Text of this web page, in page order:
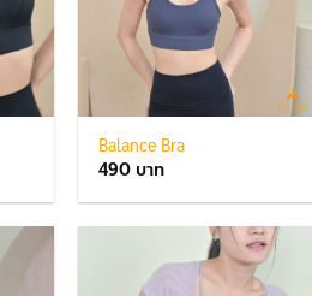
Balance Bra
490